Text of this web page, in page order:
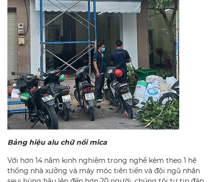
Bảng hiệu alu chữ nổi mica
Với hơn 14 năm kinh nghiệm trong nghề kèm theo 1 hệ
thống nhà xưởng và máy móc tiên tiến và đội ngũ nhân